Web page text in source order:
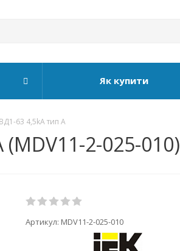
Як купити
63 4,5kA тип А
2-025-010)
Артикул: MDV11-2-025-010